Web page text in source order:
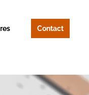
Contact